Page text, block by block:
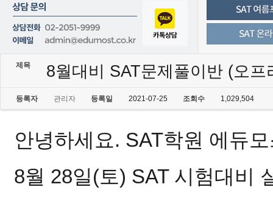
제목 8월대비 SAT문제풀이반 (오
등록자 관리자 등록일 2021-07-25 조회수 1,029,504
안녕하세요. SAT학원 에듀
8월 28일(토) SAT 시험대비